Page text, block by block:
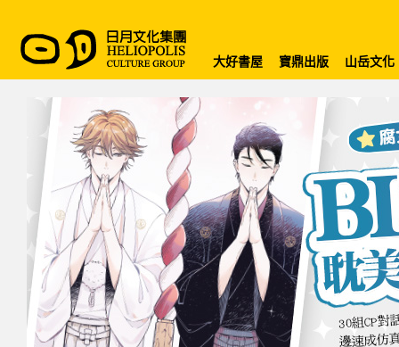
大好書屋 寶鼎出版 山岳文化